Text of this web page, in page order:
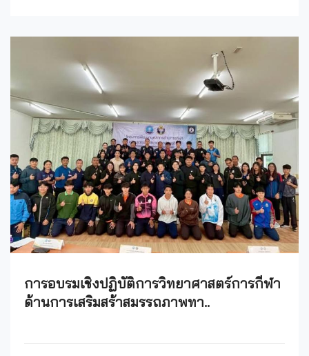
การอบรมเชิงปฏิบัติการวิทยาศาสตร์การกีฬา
ด้านการเสริมสร้าสมรรถภาพทา..